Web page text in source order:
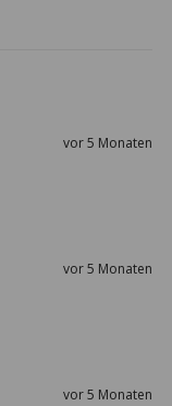
vor 5 Monaten
vor 5 Monaten
vor 5 Monaten